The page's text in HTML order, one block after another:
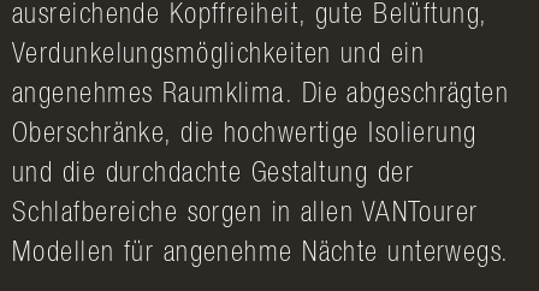
ausreichende Kopffreiheit, gute Belüftung,
Verdunkelungsmöglichkeiten und ein
angenehmes Raumklima. Die abgeschrägten
Oberschränke, die hochwertige Isolierung
und die durchdachte Gestaltung der
Schlafbereiche sorgen in allen VANTourer
Modellen für angenehme Nächte unterwegs.